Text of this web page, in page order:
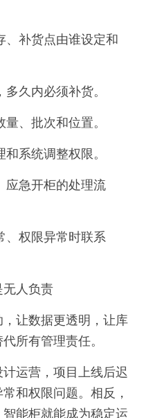
多久内必须补货。
量、批次和位置。
和系统调整权限。
无人负责
让数据更透明，让库
所有管理责任。
运营，项目上线后迟
和权限问题。相反，
能柜就能成为稳定运